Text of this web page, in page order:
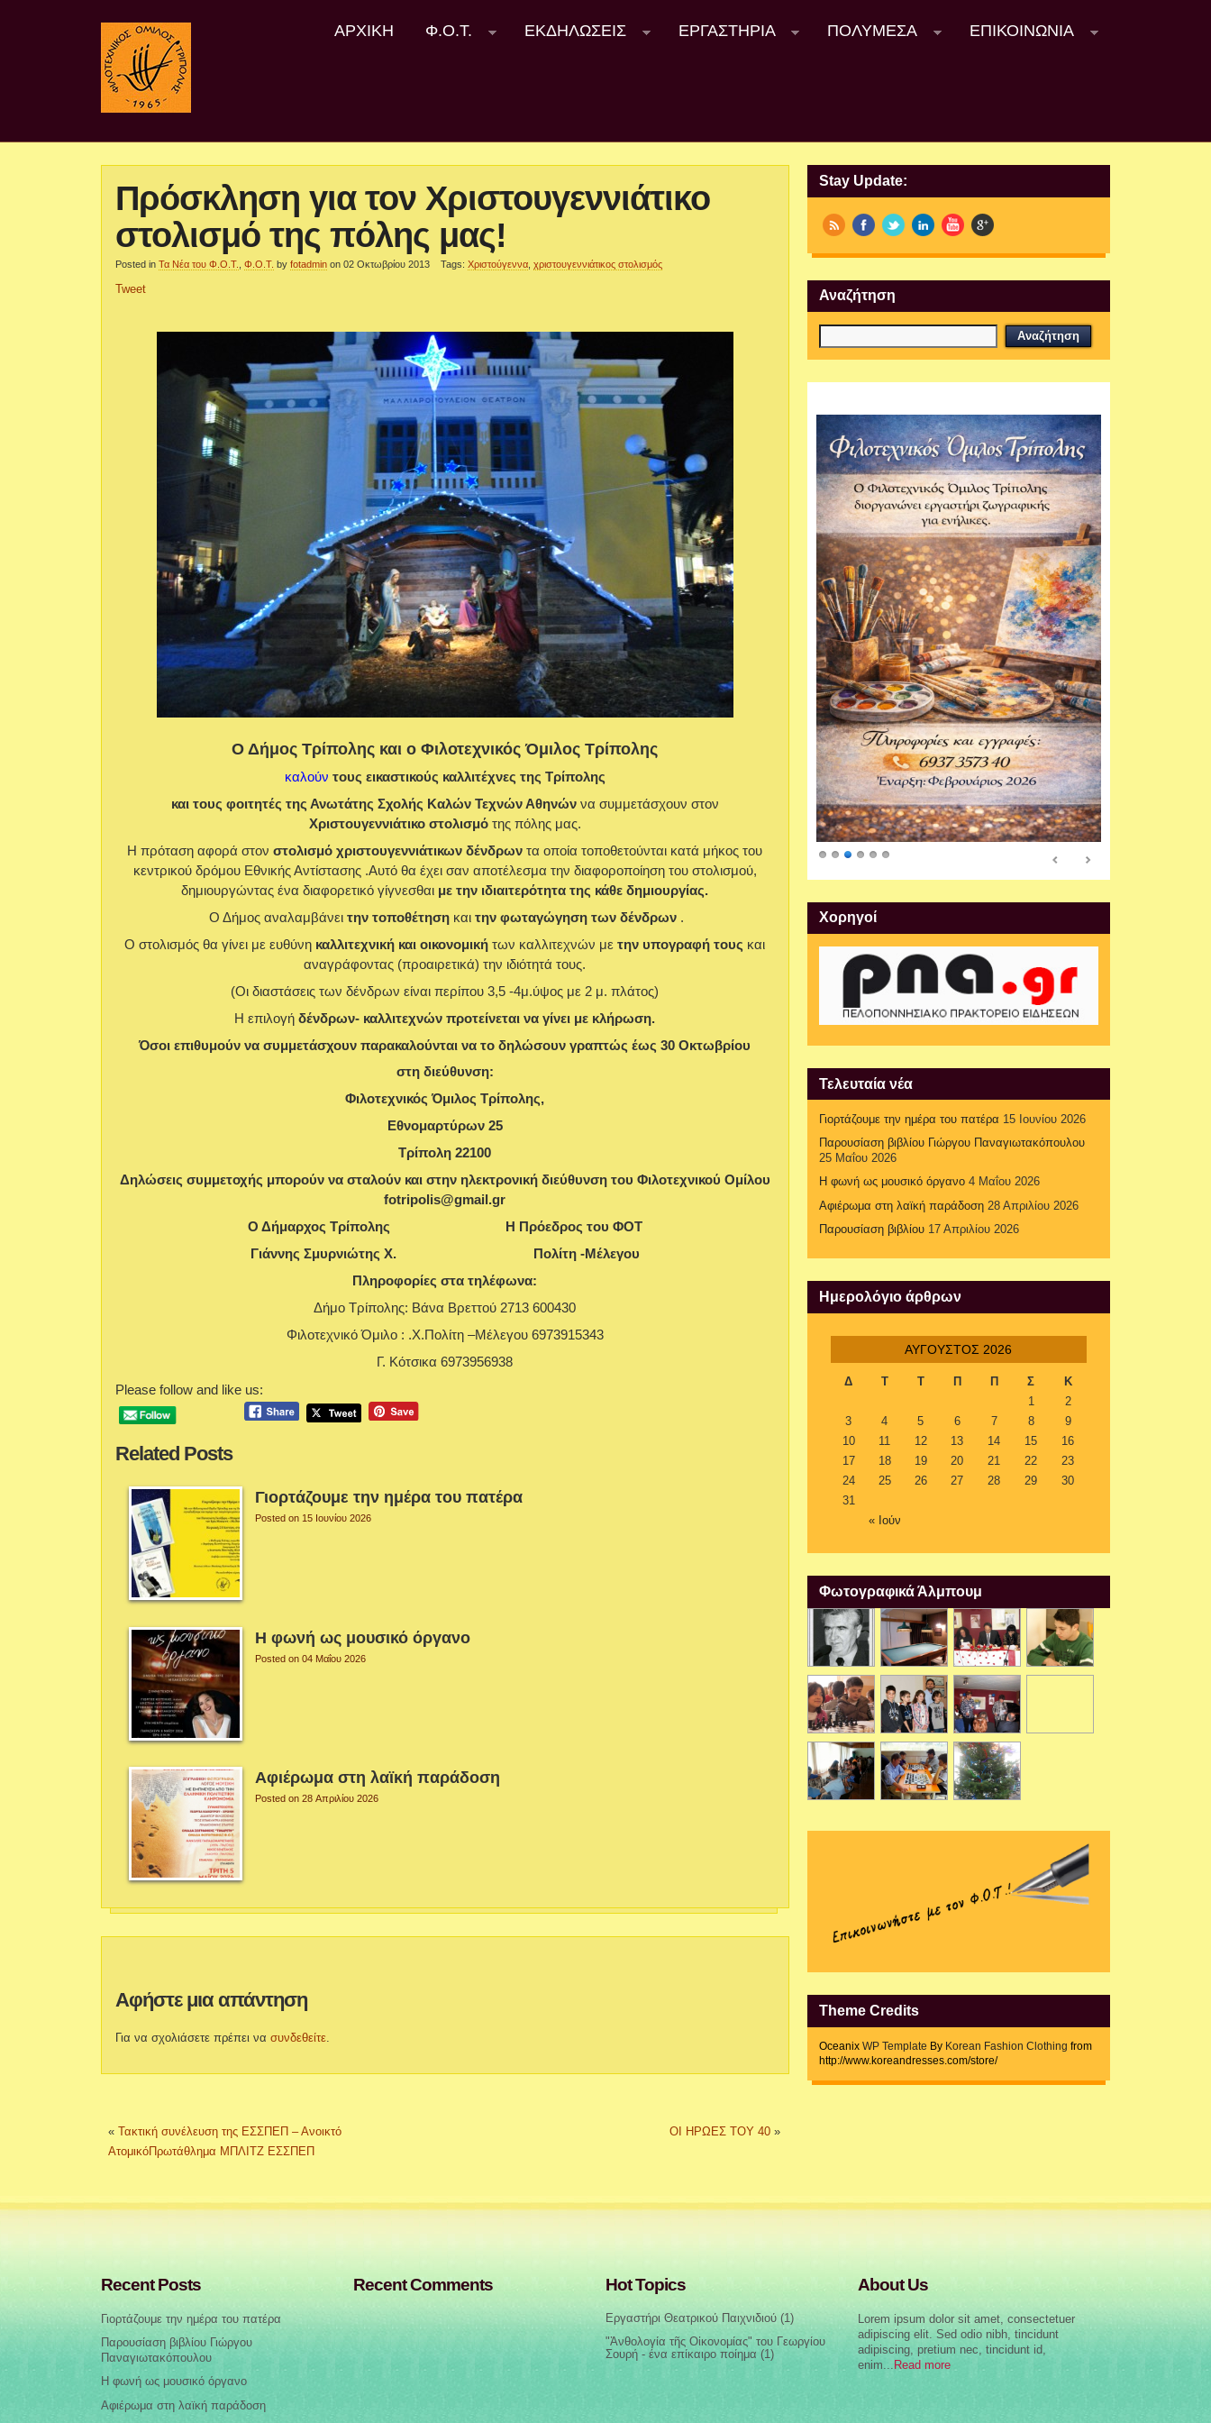
ΑΡΧΙΚΉ Φ.Ο.Τ. ΕΚΔΗΛΩΣΕΙΣ ΕΡΓΑΣΤΗΡΙΑ ΠΟΛΥΜΈΣΑ ΕΠΙΚΟΙΝΩΝΊΑ
Πρόσκληση για τον Χριστουγεννιάτικο
στολισμό της πόλης μας!
Posted inΤα Νέα του Φ.Ο.Τ. ,Φ.Ο.Τ. byfotadmin on 02 Οκτωβρίου 2013 Tags:Χριστούγεννα ,χριστουγεννιάτικος στολισμός
Tweet
Ο Δήμος Τρίπολης και ο Φιλοτεχνικός Όμιλος Τρίπολης
καλούν τους εικαστικούς καλλιτέχνες της Τρίπολης
και τους φοιτητές της Ανωτάτης Σχολής Καλών Τεχνών Αθηνώννα συμμετάσχουν στον
Χριστουγεννιάτικο στολισμό της πόλης μας.
Η πρόταση αφορά στονστολισμό χριστουγεννιάτικων δένδρων τα οποία τοποθετούνται κατά μήκος του
κεντρικού δρόμου Εθνικής Αντίστασης .Αυτό θα έχει σαν αποτέλεσμα την διαφοροποίηση του στολισμού,
δημιουργώντας ένα διαφορετικό γίγνεσθαι με την ιδιαιτερότητα της κάθε δημιουργίας.
Ο Δήμος αναλαμβάνειτην τοποθέτηση καιτην φωταγώγηση των δένδρων .
Ο στολισμός θα γίνει με ευθύνη καλλιτεχνική και οικονομική των καλλιτεχνών μετην υπογραφή τους και
αναγράφοντας (προαιρετικά) την ιδιότητά τους.
(Οι διαστάσεις των δένδρων είναι περίπου 3,5 -4μ.ύψος με 2 μ. πλάτος)
Η επιλογήδένδρων- καλλιτεχνών προτείνεται να γίνει με κλήρωση.
Όσοι επιθυμούν να συμμετάσχουν παρακαλούνται να το δηλώσουν γραπτώς έως 30 Οκτωβρίου
στη διεύθυνση:
Φιλοτεχνικός Όμιλος Τρίπολης,
Εθνομαρτύρων 25
Τρίπολη 22100
Δηλώσεις συμμετοχής μπορούν να σταλούν και στην ηλεκτρονική διεύθυνση του Φιλοτεχνικού Ομίλου
fotripolis@gmail.gr
Ο Δήμαρχος Τρίπολης Η Πρόεδρος του ΦΟΤ
Γιάννης Σμυρνιώτης Χ. Πολίτη -Μέλεγου
Πληροφορίες στα τηλέφωνα:
Δήμο Τρίπολης: Βάνα Βρεττού 2713 600430
Φιλοτεχνικό Όμιλο : .Χ.Πολίτη –Μέλεγου 6973915343
Γ. Κότσικα 6973956938
Please follow and like us:
Related Posts
Γιορτάζουμε την ημέρα του πατέρα
Posted on 15 Ιουνίου 2026
Η φωνή ως μουσικό όργανο
Posted on 04 Μαΐου 2026
Αφιέρωμα στη λαϊκή παράδοση
Posted on 28 Απριλίου 2026
Αφήστε μια απάντηση
Για να σχολιάσετε πρέπει νασυνδεθείτε.
«
Τακτική συνέλευση της ΕΣΣΠΕΠ – Ανοικτό
ΑτομικόΠρωτάθλημα ΜΠΛΙΤΖ ΕΣΣΠΕΠ
ΟΙ ΗΡΩΕΣ ΤΟΥ 40»
Stay Update:
Αναζήτηση
Xορηγοί
Τελευταία νέα
Γιορτάζουμε την ημέρα του πατέρα 15 Ιουνίου 2026
Παρουσίαση βιβλίου Γιώργου Παναγιωτακόπουλου
25 Μαΐου 2026
Η φωνή ως μουσικό όργανο 4 Μαΐου 2026
Αφιέρωμα στη λαϊκή παράδοση 28 Απριλίου 2026
Παρουσίαση βιβλίου 17 Απριλίου 2026
Ημερολόγιο άρθρων
ΑΎΓΟΥΣΤΟΣ 2026
Δ Τ Τ Π Π Σ Κ
« Ιούν
1
2
3
4 5 6 7 8
9
10
11 12 13 14 15
16
17
18 19 20 21 22
23
24
25 26 27 28 29
30
31
Φωτογραφικά Άλμπουμ
Theme Credits
OceanixWP Template By Korean Fashion Clothing from
http://www.koreandresses.com/store/
Recent Posts
Γιορτάζουμε την ημέρα του πατέρα
Παρουσίαση βιβλίου Γιώργου
Παναγιωτακόπουλου
Η φωνή ως μουσικό όργανο
Αφιέρωμα στη λαϊκή παράδοση
Recent Comments Hot Topics
Εργαστήρι Θεατρικού Παιχνιδιού(1)
"Ἀνθολογία τῆς Οἰκονομίας" του Γεωργίου
Σουρή - ένα επίκαιρο ποίημα (1)
About Us
Lorem ipsum dolor sit amet, consectetuer
adipiscing elit. Sed odio nibh, tincidunt
adipiscing, pretium nec, tincidunt id,
enim...
Read more